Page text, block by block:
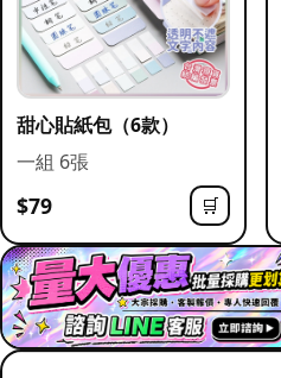
甜心貼紙包（6款）
一組 6張
$79 🛒